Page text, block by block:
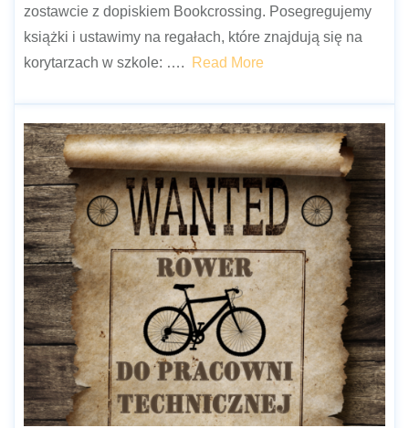
zostawcie z dopiskiem Bookcrossing. Posegregujemy
książki i ustawimy na regałach, które znajdują się na
korytarzach w szkole: ….
Read More